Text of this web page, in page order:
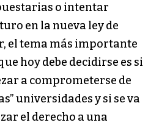
o intentar
en la nueva ley de
el tema más importante
hoy debe decidirse es si
a comprometerse de
universidades y si se va
el derecho a una